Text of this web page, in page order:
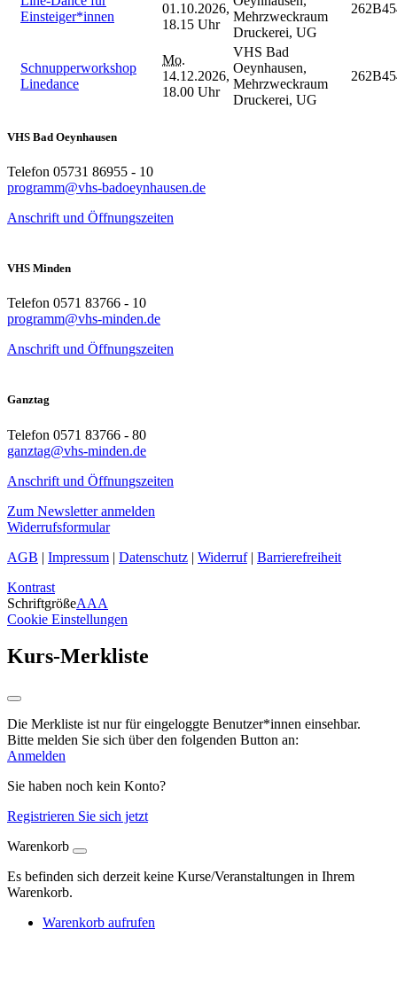
Einsteiger*innen
01.10.2026,
18.15 Uhr
Mehrzweckraum
Druckerei, UG
Schnupperworkshop
Linedance
Mo.
14.12.2026,
18.00 Uhr
VHS Bad
Oeynhausen,
Mehrzweckraum
Druckerei, UG
VHS Bad Oeynhausen
Telefon 05731 86955 - 10
programm@vhs-badoeynhausen.de
Anschrift und Öffnungszeiten
VHS Minden
Telefon 0571 83766 - 10
programm@vhs-minden.de
Anschrift und Öffnungszeiten
Ganztag
Telefon 0571 83766 - 80
ganztag@vhs-minden.de
Anschrift und Öffnungszeiten
Zum Newsletter anmelden
Widerrufsformular
AGB | Impressum | Datenschutz | Widerruf| Barrierefreiheit
Kontrast
SchriftgrößeAAA
Cookie Einstellungen
Kurs-Merkliste
Die Merkliste ist nur für eingeloggte Benutzer*innen einsehbar.
Bitte melden Sie sich über den folgenden Button an:
Anmelden
Sie haben noch kein Konto?
Registrieren Sie sich jetzt
Warenkorb
Es befinden sich derzeit keine Kurse/Veranstaltungen in Ihrem
Warenkorb.
Warenkorb aufrufen